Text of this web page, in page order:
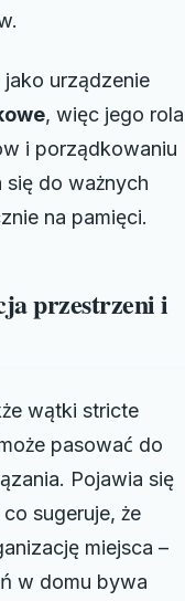
urządzenie
, więc jego rola
i porządkowaniu
się do ważnych
na pamięci.
przestrzeni i
wątki stricte
pasować do
Pojawia się
co sugeruje, że
miejsca –
w domu bywa